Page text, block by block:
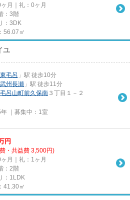
月｜礼：0ヶ月
：3階
：3DK
56.07㎡
ユ
東毛呂 」駅 徒歩10分
武州長瀬 」駅 徒歩11分
呂山町前久保南 ３丁目１－２
｜募集中： 1室
円
・共益費 3,500円)
月｜礼：1ヶ月
：2階
：1LDK
41.30㎡